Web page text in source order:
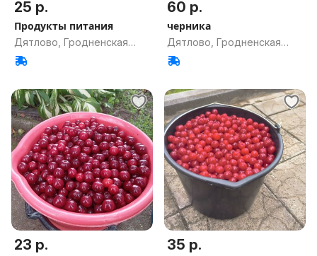
25 р.
Продукты питания
Дятлово, Гродненская
обл.
60 р.
черника
Дятлово, Гродненская
обл.
23 р. 35 р.